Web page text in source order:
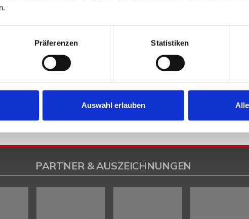
Präferenzen Statistiken
Auswahl erlauben
/ Eisbergen Porta Westfalica / Hausberge Porta Westfalica / Lerbeck
Rinteln Vlotho
PARTNER & AUSZEICHNUNGEN